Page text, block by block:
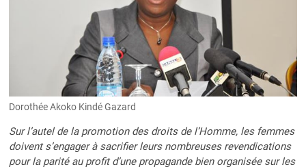
Dorothée Akoko Kindé Gazard
Sur l’autel de la promotion des droits de l’Homme, les femmes
doivent s’engager à sacrifier leurs nombreuses revendications
pour la parité au profit d’une propagande bien organisée sur les